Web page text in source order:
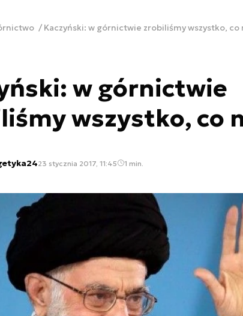
Kaczyński: w górnictwie zrobiliśmy wszystko, co
w górnictwie
wszystko, co
23 stycznia 2017, 11:45 1 min.